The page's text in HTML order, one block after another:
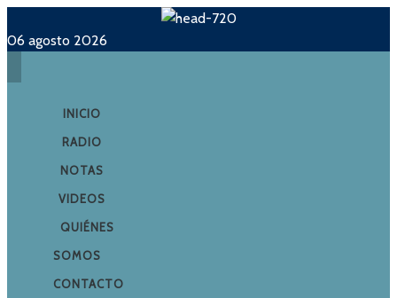
06 agosto 2026
INICIO
RADIO
NOTAS
VIDEOS
QUIÉNES
SOMOS
CONTACTO